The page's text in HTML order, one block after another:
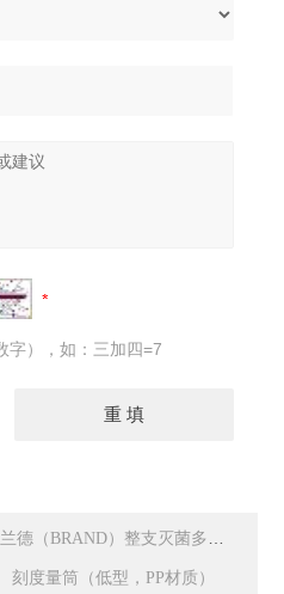
字），如：三加四=7
BRAND）整支灭菌多通道移液枪
刻度量筒（低型，PP材质）